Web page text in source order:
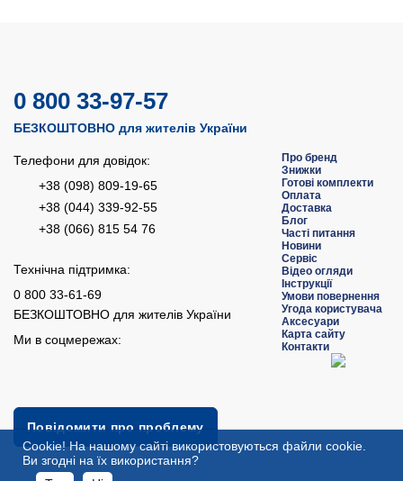
0 800 33-97-57
БЕЗКОШТОВНО для жителів України
Телефони для довідок:
+38 (098) 809-19-65
+38 (044) 339-92-55
+38 (066) 815 54 76
Технічна підтримка:
0 800 33-61-69
БЕЗКОШТОВНО для жителів України
Ми в соцмережах:
Повідомити про проблему
Про бренд
Знижки
Готові комплекти
Оплата
Доставка
Блог
Часті питання
Новини
Сервіс
Відео огляди
Інструкції
Умови повернення
Угода користувача
Аксесуари
Карта сайту
Контакти
Сookie! На нашому сайті використовуються файли cookie.
Ви згодні на їх використання?